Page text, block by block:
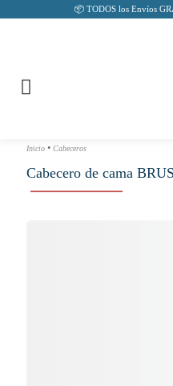
📦 TODOS los Envíos
Inicio • Cabeceros
Cabecero de cama